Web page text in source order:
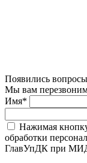
Появились
Мы вам
Имя*
Нажимая
обработки
ГлавУпДК при